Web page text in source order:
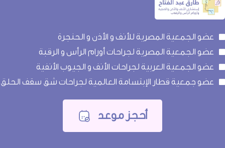
عضو الجمعية المصرية للأنف و الأذن و الحنجرة
عضو الجمعية المصرية لجراحات أورام الرأس و الرقبة
عضو الجمعية العربية لجراحات الأنف و الجيوب الأنفية
عضو جمعية قطار الإبتسامة العالمية لجراحات شق سقف الحلق
أحجز موعد